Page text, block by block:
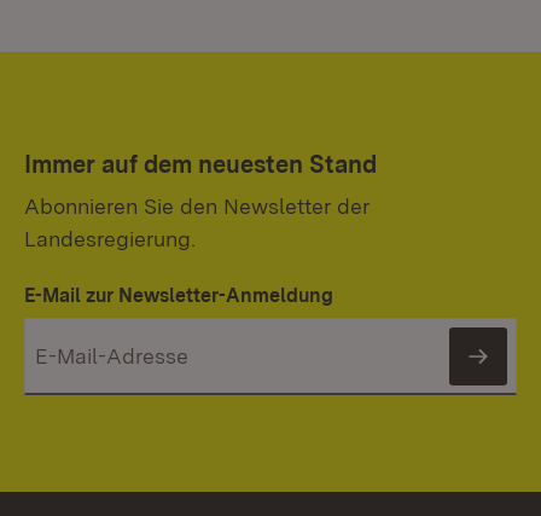
Immer auf dem neuesten Stand
Abonnieren Sie den Newsletter der
Landesregierung.
E-Mail zur Newsletter-Anmeldung